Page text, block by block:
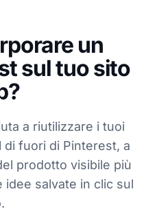
un
sul tuo sito
a riutilizzare i tuoi
fuori di Pinterest, a
prodotto visibile più
idee salvate in clic sul